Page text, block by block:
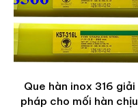
Que hàn inox 316 giải
pháp cho mối hàn chịu